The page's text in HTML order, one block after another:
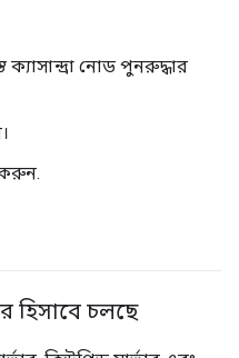
নোড পুনরুদ্ধার
হিসাবে চলছে